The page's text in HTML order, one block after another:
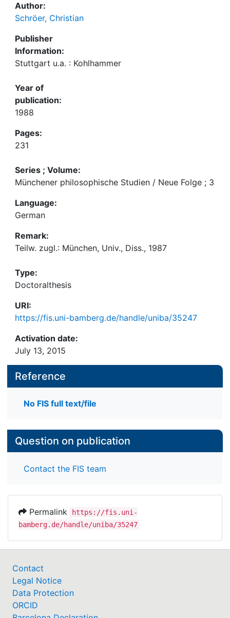
Author:
Schröer, Christian
Publisher
Information:
Stuttgart u.a. : Kohlhammer
Year of
publication:
1988
Pages:
231
Series ; Volume:
Münchener philosophische Studien / Neue Folge ; 3
Language:
German
Remark:
Teilw. zugl.: München, Univ., Diss., 1987
Type:
Doctoralthesis
URI:
https://fis.uni-bamberg.de/handle/uniba/35247
Activation date:
July 13, 2015
Reference
No FIS full text/file
Question on publication
Contact the FIS team
Permalink
https://fis.uni-
bamberg.de/handle/uniba/35247
Contact
Legal Notice
Data Protection
ORCID